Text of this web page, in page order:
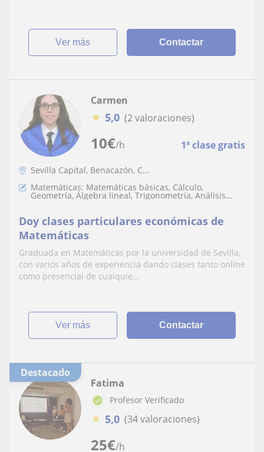
ver más Contactar
10€/h 1ª clase gratis
Carmen
★ 5,0 (2 valoraciones)
Sevilla Capital, Benacazón, C...
Matemáticas: Matemáticas básicas, Cálculo,
Geometría, Álgebra lineal, Trigonometría, Análisis
numérico, Teoría de números, LaTeX, Matemáticas
Doy clases particulares económicas de
Matemáticas
Graduada en Matemáticas por la universidad de Sevilla,
con varios años de experiencia dando clases tanto online
como presencial de cualquie...
ver más Contactar
Destacado
25€/h
Fatima
Profesor Verificado
★ 5,0 (34 valoraciones)